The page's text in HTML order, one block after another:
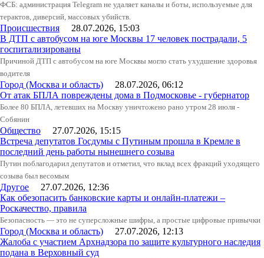
ФСБ: администрация Telegram не удаляет каналы и боты, используемые для
терактов, диверсий, массовых убийств.
Происшествия 28.07.2026, 15:03
В ДТП с автобусом на юге Москвы 17 человек пострадали, 5
госпитализированы
Причиной ДТП с автобусом на юге Москвы могло стать ухудшение здоровья
водителя
Город (Москва и область) 28.07.2026, 06:12
От атак БПЛА повреждены дома в Подмосковье - губернатор
Более 80 БПЛА, летевших на Москву уничтожено рано утром 28 июля -
Собянин
Общество 27.07.2026, 15:15
Встреча депутатов Госдумы с Путиным прошла в Кремле в
последний день работы нынешнего созыва
Путин поблагодарил депутатов и отметил, что вклад всех фракций уходящего
созыва был весомым
Другое 27.07.2026, 12:36
Как обезопасить банковские карты и онлайн-платежи –
Роскачество, правила
Безопасность — это не суперсложные шифры, а простые цифровые привычки
Город (Москва и область) 27.07.2026, 12:13
Жалоба с участием Архнадзора по защите культурного наследия
подана в Верховный суд